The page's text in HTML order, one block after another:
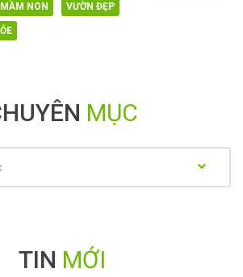
NON VƯỜN ĐẸP
MỤC
TIN MỚI